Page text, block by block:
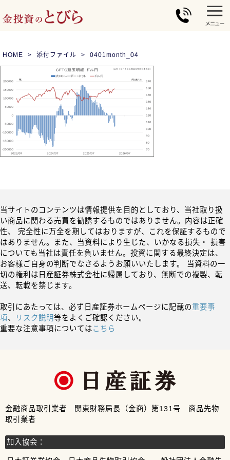
HOME 添付ファイル 0401month_04
当サイトのコンテンツは情報提供を目的としており、当社取り扱
い商品に関わる売買を勧誘するものではありません。内容は正確
性、 完全性に万全を期してはおりますが、これを保証するもので
はありません。また、当資料により生じた、いかなる損失・ 損害
についても当社は責任を負いません。投資に関する最終決定は、
お客様ご自身の判断でなさるようお願いいたします。 当資料の一
切の権利は日産証券株式会社に帰属しており、無断での複製、転
送、転載を禁じます。
取引にあたっては、必ず日産証券ホームページに記載の重要事
項、 リスク説明等をよくご確認ください。
重要な注意事項についてはこちら
金融商品取引業者 関東財務局長（金商）第131号 商品先物
取引業者
加入協会：